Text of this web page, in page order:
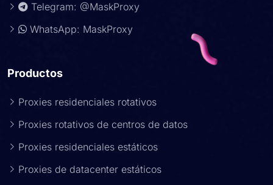
Telegram: @MaskProxy
WhatsApp: MaskProxy
Productos
Proxies residenciales rotativos
Proxies rotativos de centros de datos
Proxies residenciales estáticos
Proxies de datacenter estáticos